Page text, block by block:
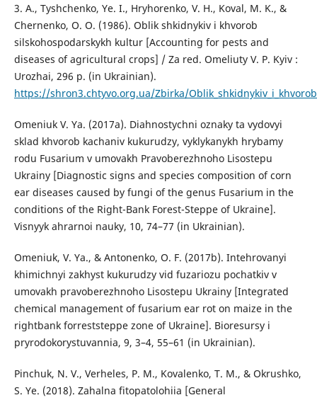
3. A., Tyshchenko, Ye. I., Hryhorenko, V. H., Koval, M. K., &
Chernenko, O. O. (1986). Oblik shkidnykiv i khvorob
silskohospodarskykh kultur [Accounting for pests and
diseases of agricultural crops] / Za red. Omeliuty V. P. Kyiv :
Urozhai, 296 р. (in Ukrainian).
https://shron3.chtyvo.org.ua/Zbirka/
Omeniuk V. Ya. (2017a). Diahnostychni oznaky ta vydovyi
sklad khvorob kachaniv kukurudzy, vyklykanykh hrybamy
rodu Fusarium v umovakh Pravoberezhnoho Lisostepu
Ukrainy [Diagnostic signs and species composition of corn
ear diseases caused by fungi of the genus Fusarium in the
conditions of the Right-Bank Forest-Steppe of Ukraine].
Visnyyk ahrarnoi nauky, 10, 74–77 (in Ukrainian).
Omeniuk, V. Ya., & Antonenko, O. F. (2017b). Intehrovanyi
khimichnyi zakhyst kukurudzy vid fuzariozu pochatkiv v
umovakh pravoberezhnoho Lisostepu Ukrainy [Integrated
chemical management of fusarium ear rot on maize in the
rightbank forreststeppe zone of Ukraine]. Bioresursy i
pryrodokorystuvannia, 9, 3–4, 55–61 (in Ukrainian).
Pinchuk, N. V., Verheles, P. M., Kovalenko, T. M., & Okrushko,
S. Ye. (2018). Zahalna fitopatolohiia [General